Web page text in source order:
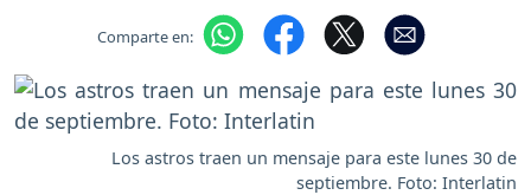
Comparte en:
Los astros traen un mensaje para este lunes 30 de
septiembre. Foto: Interlatin